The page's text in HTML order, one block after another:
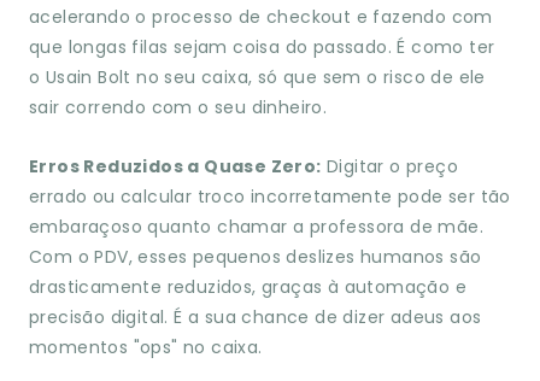
acelerando o processo de checkout e fazendo com
que longas filas sejam coisa do passado. É como ter
o Usain Bolt no seu caixa, só que sem o risco de ele
sair correndo com o seu dinheiro.
Erros Reduzidos a Quase Zero: Digitar o preço
errado ou calcular troco incorretamente pode ser tão
embaraçoso quanto chamar a professora de mãe.
Com o PDV, esses pequenos deslizes humanos são
drasticamente reduzidos, graças à automação e
precisão digital. É a sua chance de dizer adeus aos
momentos "ops" no caixa.